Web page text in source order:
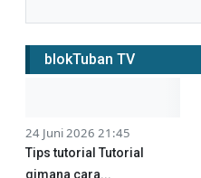
blokTuban TV
24 Juni 2026 21:45
Tips tutorial Tutorial
gimana cara...